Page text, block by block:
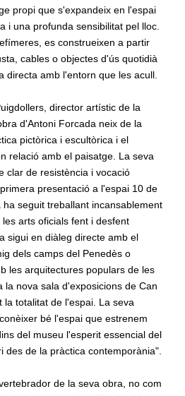
propi que s'expandeix en l'espai
i una profunda sensibilitat pel lloc.
es construeixen a partir
cables o objectes d'ús quotidià
amb l'entorn que les acull.
director artístic de la
d'Antoni Forcada neix de la
pictòrica i escultòrica i el
relació amb el paisatge. La seva
clar de resistència i vocació
presentació a l'espai 10 de
seguit treballant incansablement
arts oficials fent i desfent
sigui en diàleg directe amb el
dels camps del Penedès o
les arquitectures populars de les
la nova sala d'exposicions de Can
la totalitat de l'espai. La seva
bé l'espai que estrenem
del museu l'esperit essencial del
des de la pràctica contemporània".
de la seva obra, no com